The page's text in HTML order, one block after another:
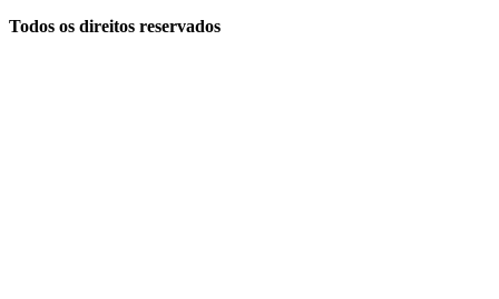
Todos os direitos reservados